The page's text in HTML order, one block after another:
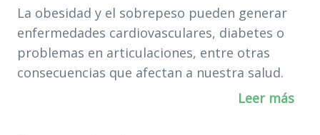
La obesidad y el sobrepeso pueden generar
enfermedades cardiovasculares, diabetes o
problemas en articulaciones, entre otras
consecuencias que afectan a nuestra salud.
Leer más